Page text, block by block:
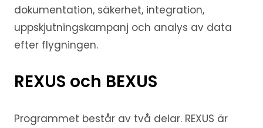
dokumentation, säkerhet, integration,
uppskjutningskampanj och analys av data
efter flygningen.
REXUS och BEXUS
Programmet består av två delar. REXUS är